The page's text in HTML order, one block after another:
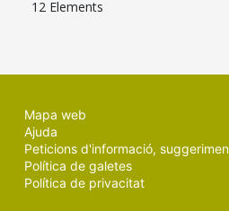
12 Elements
Mapa web
Ajuda
Peticions d'informació,
Política de galetes
Política de privacitat